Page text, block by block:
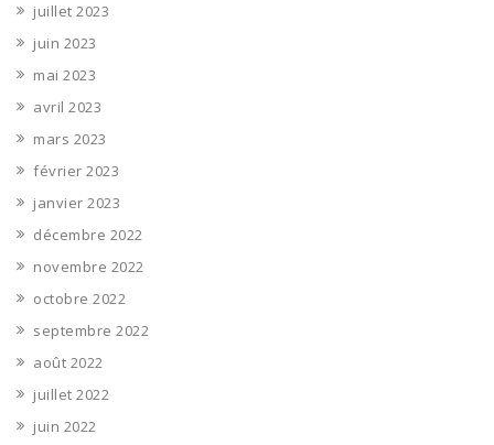
juillet 2023
juin 2023
mai 2023
avril 2023
mars 2023
février 2023
janvier 2023
décembre 2022
novembre 2022
octobre 2022
septembre 2022
août 2022
juillet 2022
juin 2022